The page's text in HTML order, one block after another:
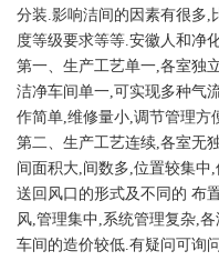
分装.影响洁间的因素有很多,
度等级要求等等.安徽人和净
第一、生产工艺单一,各室独
洁净车间单一,可实现多种气
作简单,维修量小,调节管理方
第二、生产工艺连续,各室无
间面积大,间数多,位置较集中
送回风口的形式及不同的 布
风,管理集中,系统管理复杂,
车间的造价较低.有疑问可询